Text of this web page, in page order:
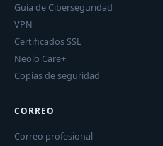
Guía de Ciberseguridad
VPN
Certificados SSL
Neolo Care+
Copias de seguridad
CORREO
Correo profesional